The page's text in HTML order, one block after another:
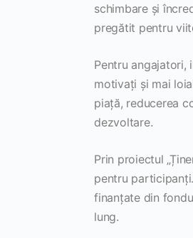
schimbare și
pregătit pentru
Pentru angajatori,
motivați și mai
piață, reducerea
dezvoltare.
Prin proiectul
pentru
finanțate din
lung.